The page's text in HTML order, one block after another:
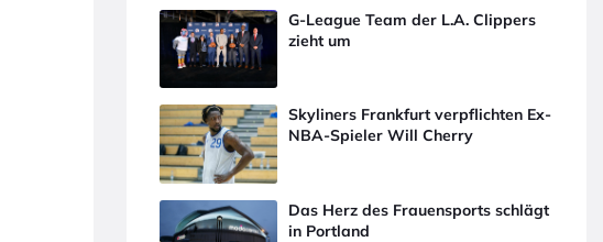
G-League Team der L.A. Clippers
zieht um
Skyliners Frankfurt verpflichten Ex-
NBA-Spieler Will Cherry
Das Herz des Frauensports schlägt
in Portland